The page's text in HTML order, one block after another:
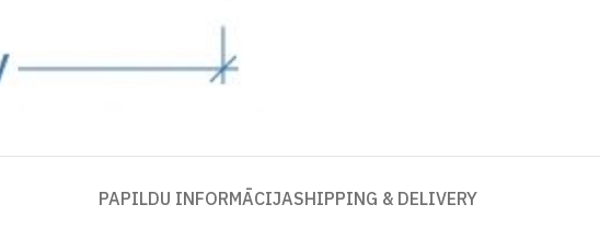
PAPILDU INFORMĀCIJASHIPPING & DELIVERY